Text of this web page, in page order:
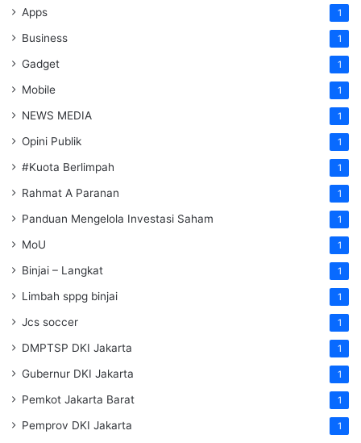
Apps 1
Business 1
Gadget 1
Mobile 1
NEWS MEDIA 1
Opini Publik 1
#Kuota Berlimpah 1
Rahmat A Paranan 1
Panduan Mengelola Investasi Saham 1
MoU 1
Binjai – Langkat 1
Limbah sppg binjai 1
Jcs soccer 1
DMPTSP DKI Jakarta 1
Gubernur DKI Jakarta 1
Pemkot Jakarta Barat 1
Pemprov DKI Jakarta 1